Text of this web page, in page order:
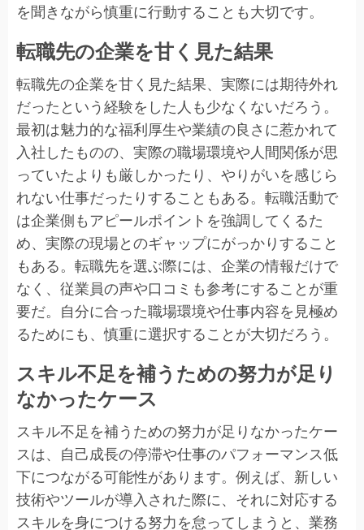
を聞きながら慎重に行動することも大切です。
転職先の企業を甘く見た結果
転職先の企業を甘く見た結果、実際には期待外れ
だったという経験をした人も少なくないだろう。
最初は魅力的な福利厚生や業績の良さに惹かれて
入社したものの、実際の職場環境や人間関係が思
っていたよりも厳しかったり、やりがいを感じら
れない仕事だったりすることもある。転職活動で
は企業側もアピールポイントを強調してくるた
め、実際の現場とのギャップにがっかりすること
もある。転職先を選ぶ際には、企業の情報だけで
なく、従業員の声や口コミも参考にすることが重
要だ。自分に合った職場環境や仕事内容を見極め
るためにも、慎重に選択することが大切だろう。
スキル不足を補うための努力が足り
なかったケース
スキル不足を補うための努力が足りなかったケー
スは、自己成長の停滞や仕事のパフォーマンス低
下につながる可能性があります。例えば、新しい
技術やツールが導入された際に、それに対応する
スキルを身につける努力を怠ってしまうと、業務